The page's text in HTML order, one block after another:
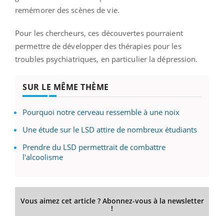
remémorer des scènes de vie.
Pour les chercheurs, ces découvertes pourraient
permettre de développer des thérapies pour les
troubles psychiatriques, en particulier la dépression.
SUR LE MÊME THÈME
Pourquoi notre cerveau ressemble à une noix
Une étude sur le LSD attire de nombreux étudiants
Prendre du LSD permettrait de combattre
l'alcoolisme
Vous aimez cet article ? Abonnez-vous à la newsletter
!